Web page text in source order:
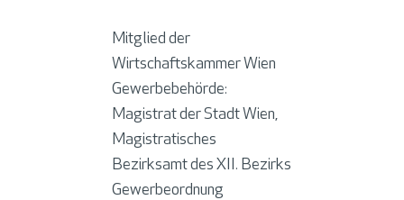
Mitglied der
Wirtschaftskammer Wien
Gewerbebehörde:
Magistrat der Stadt Wien,
Magistratisches
Bezirksamt des XII. Bezirks
Gewerbeordnung